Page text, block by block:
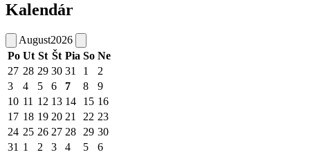
Kalendár
August2026
Po Ut St Št Pia So Ne
27 28 29 30 31 1
2
3
4 5 6 7 8
9
10 11 12 13 14 15 16
17 18 19 20 21 22 23
24 25 26 27 28 29 30
31 1 2 3 4 5 6